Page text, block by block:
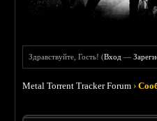
Здравствуйте, Гость! (Вход —
Metal Torrent Tracker Forum ›